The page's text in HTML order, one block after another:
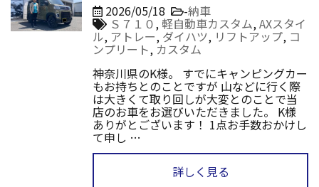
2026/05/18 -納車
Ｓ７１０, 軽自動車カスタム,AXスタイ
ル, アトレー, ダイハツ, リフトアップ, コ
ンプリート, カスタム
神奈川県のK様。 すでにキャンピングカー
もお持ちとのことですが 山などに行く際
は大きくて取り回しが大変とのことで当
店のお車をお選びいただきました。 K様
ありがとございます！ 1点お手数おかけし
て申し …
詳しく見る